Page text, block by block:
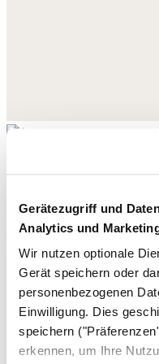
Gerätezugriff und
Analytics und
Wir nutzen optionale
Gerät speichern oder
personenbezogenen
Einwilligung. Dies
speichern
erkennen, um Ihre
Leinen-Jersey
65,- €